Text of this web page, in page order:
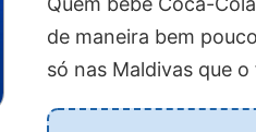
de maneira bem
só nas Maldivas que